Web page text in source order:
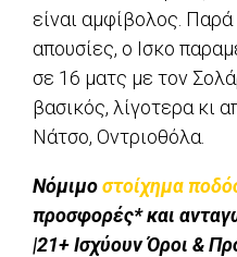
είναι αμφίβολος. Παρά
απουσίες, ο Ισκο
σε 16 ματς με τον
βασικός, λίγοτερα κι
Νάτσο, Οντριοθόλα.
Νόμιμοστοίχημα
προσφορές* και
|21+ Ισχύουν Όροι &